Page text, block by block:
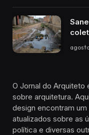
O Jornal do Arquiteto
sobre arquitetura.
design encontram
atualizados sobre as
política e diversas